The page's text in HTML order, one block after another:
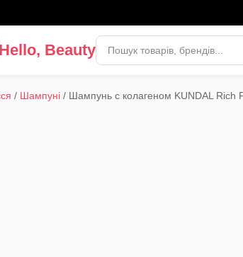
Hello, Beauty
/ Шампуні / Шампунь с колагеном KUNDAL Rich